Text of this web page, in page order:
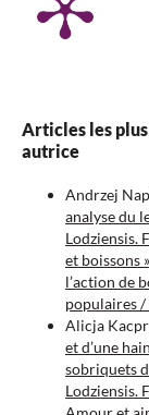
Articles les
autrice
Andrzej
analyse du
Lodziensis.
et boissons
l’action de
populaires
Alicja
et d’une
sobriquets
Lodziensis.